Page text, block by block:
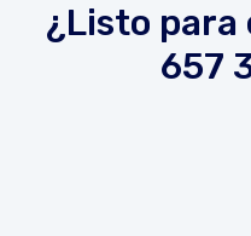
¿Listo para
657